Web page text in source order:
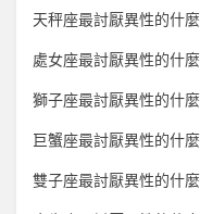
天秤座最討厭異性的什麼
處女座最討厭異性的什麼
獅子座最討厭異性的什麼
巨蟹座最討厭異性的什麼
雙子座最討厭異性的什麼